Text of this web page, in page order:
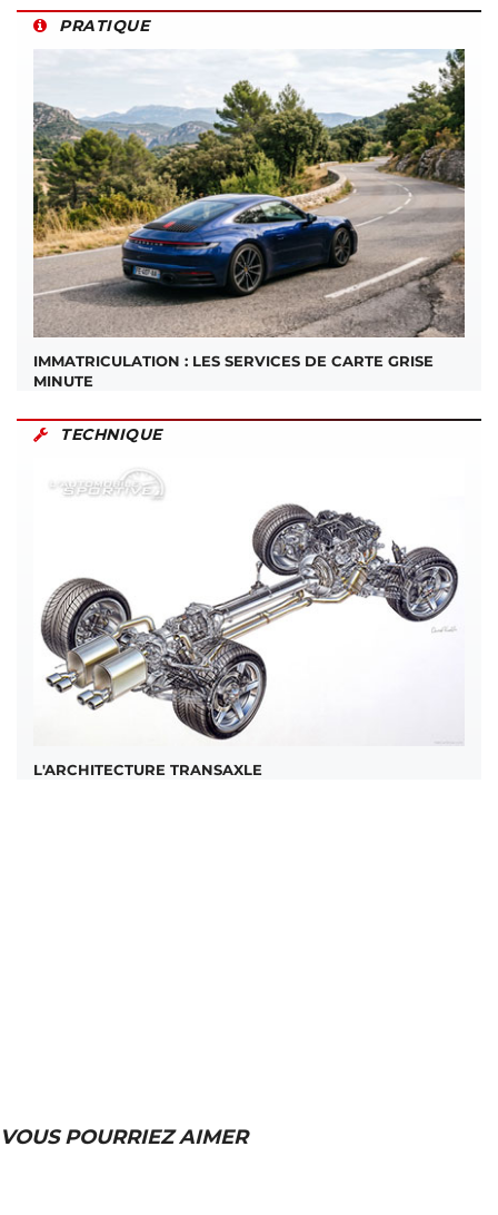
PRATIQUE
IMMATRICULATION : LES SERVICES DE CARTE GRISE
MINUTE
TECHNIQUE
L'ARCHITECTURE TRANSAXLE
VOUS POURRIEZ AIMER